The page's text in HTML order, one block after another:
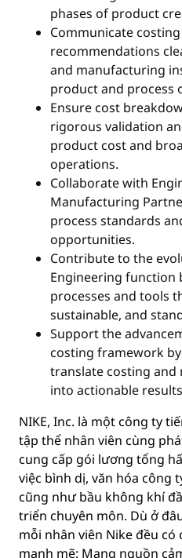
phases of product
Communicate
recommendations
and manufacturing
product and process
Ensure cost
rigorous validation
product cost and
operations.
Collaborate with
Manufacturing
process standards
opportunities.
Contribute to the
Engineering function
processes and tools
sustainable, and
Support the
costing framework
translate costing
into actionable
NIKE, Inc. là một công ty
tập thể nhân viên cùng
cung cấp gói lương tổng
việc bình dị, văn hóa công
cũng như bầu không khí
triển chuyên môn. Dù ở
mỗi nhân viên Nike đều
mạnh mẽ: Mang nguồn